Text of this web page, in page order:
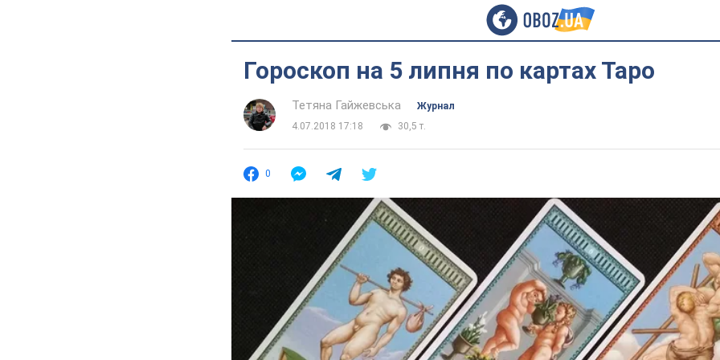
Гороскоп на 5 липня по картах Таро
Тетяна Гайжевська
Журнал
4.07.2018 17:18
30,5 т.
0